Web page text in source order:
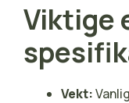
Viktige
Vekt: